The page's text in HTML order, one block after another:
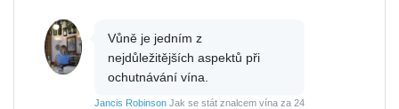
Vůně je jedním z
nejdůležitějších aspektů při
ochutnávání vína.
Jancis Robinson Jak se stát znalcem vína za 24